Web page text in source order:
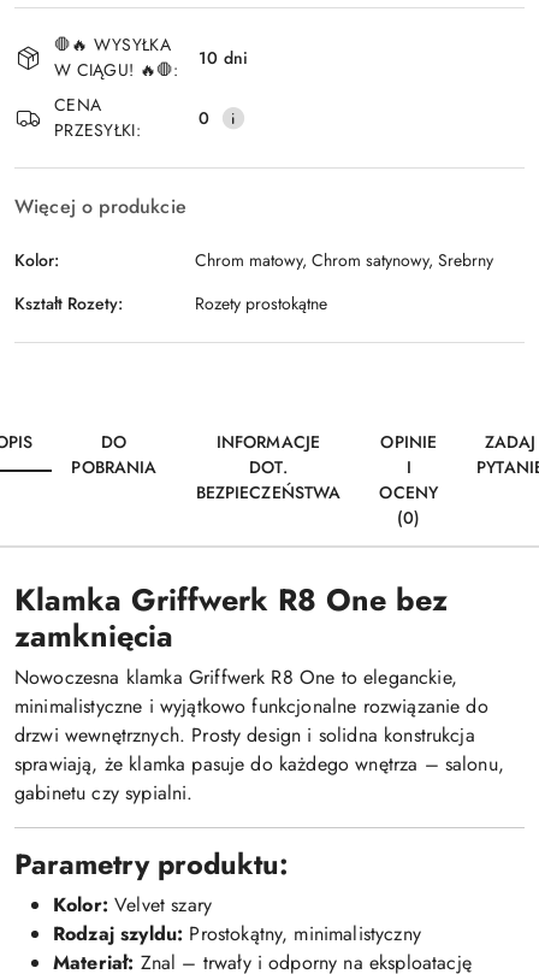
i
dostawa
🛑🔥 WYSYŁKA
W CIĄGU! 🔥🛑:
10 dni
CENA
PRZESYŁKI:
0
Więcej o produkcie
Kolor:
Chrom matowy, Chrom satynowy, Srebrny
Kształt Rozety:
Rozety prostokątne
DO
POBRANIA
INFORMACJE
DOT.
BEZPIECZEŃSTWA
OPINIE
I
OCENY
(0)
ZADAJ
Klamka Griffwerk R8 One bez
zamknięcia
Nowoczesna klamka Griffwerk R8 One to eleganckie,
minimalistyczne i wyjątkowo funkcjonalne rozwiązanie do
drzwi wewnętrznych. Prosty design i solidna konstrukcja
sprawiają, że klamka pasuje do każdego wnętrza – salonu,
gabinetu czy sypialni.
Parametry produktu:
Kolor: Velvet szary
Rodzaj szyldu: Prostokątny, minimalistyczny
Materiał: Znal – trwały i odporny na eksploatację